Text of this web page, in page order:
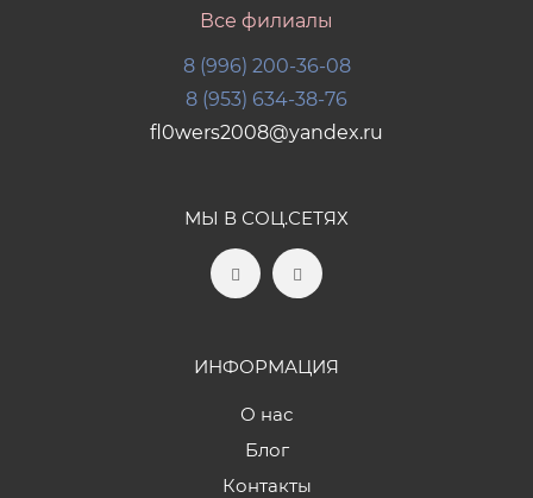
Все филиалы
8 (996) 200-36-08
8 (953) 634-38-76
fl0wers2008@yandex.ru
МЫ В СОЦ.СЕТЯХ
ИНФОРМАЦИЯ
О нас
Блог
Контакты